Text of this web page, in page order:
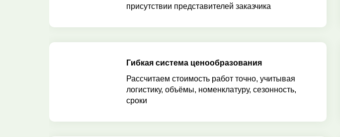
присутствии представителей заказчика
Гибкая система ценообразования
Рассчитаем стоимость работ точно, учитывая
логистику, объёмы, номенклатуру, сезонность,
сроки